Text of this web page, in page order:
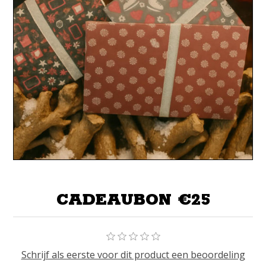
CADEAUBON €25
Schrijf als eerste voor dit product een beoordeling